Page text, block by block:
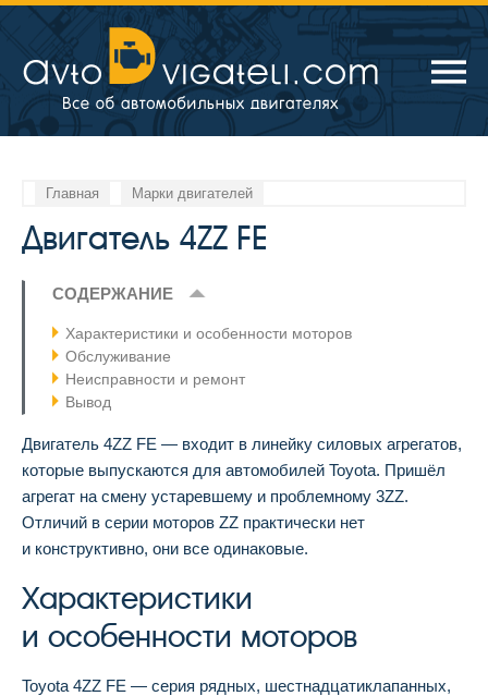
Главная Марки двигателей
Двигатель 4ZZ FE
СОДЕРЖАНИЕ
Характеристики и особенности моторов
Обслуживание
Неисправности и ремонт
Вывод
Двигатель 4ZZ FE — входит в линейку силовых агрегатов,
которые выпускаются для автомобилей Toyota. Пришёл
агрегат на смену устаревшему и проблемному 3ZZ.
Отличий в серии моторов ZZ практически нет
и конструктивно, они все одинаковые.
Характеристики
и особенности моторов
Toyota 4ZZ FE — серия рядных, шестнадцатиклапанных,